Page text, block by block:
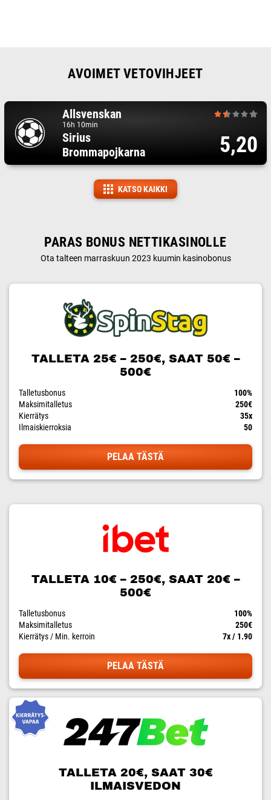
AVOIMET VETOVIHJEET
Allsvenskan
16h 10min
Sirius
Brommapojkarna
5,20
KATSO KAIKKI
PARAS BONUS NETTIKASINOLLE
Ota talteen marraskuun 2023 kuumin kasinobonus
TALLETA 25€ – 250€, SAAT 50€ –
500€
Talletusbonus
100%
Maksimitalletus
250€
Kierrätys
35x
Ilmaiskierroksia
50
PELAA TÄSTÄ
TALLETA 10€ – 250€, SAAT 20€ –
500€
Talletusbonus
100%
Maksimitalletus
250€
Kierrätys / Min. kerroin
7x / 1.90
PELAA TÄSTÄ
TALLETA 20€, SAAT 30€
ILMAISVEDON